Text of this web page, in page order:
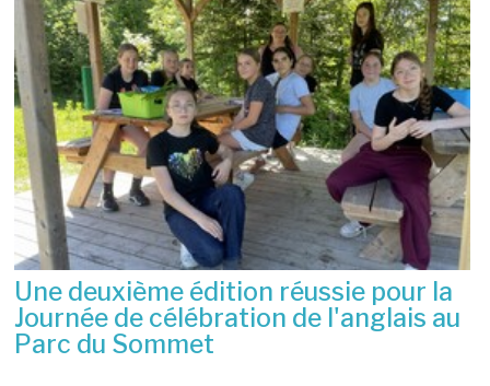
Une deuxième édition réussie pour la
Journée de célébration de l'anglais au
Parc du Sommet